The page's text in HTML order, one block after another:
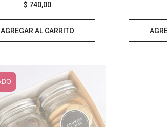
$ 740,00
AGREGAR AL CARRITO